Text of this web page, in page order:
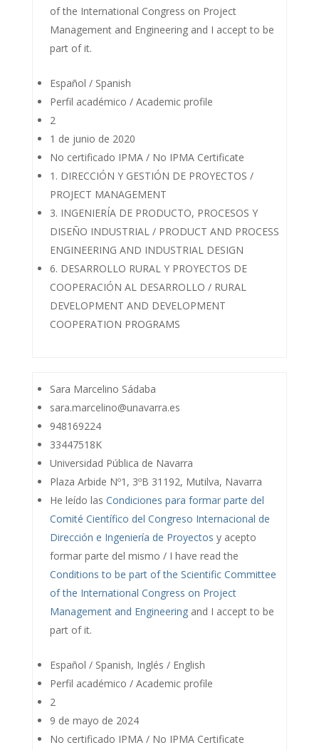
of the International Congress on Project
Management and Engineering and I accept to be
part of it.
Español / Spanish
Perfil académico / Academic profile
2
1 de junio de 2020
No certificado IPMA / No IPMA Certificate
1. DIRECCIÓN Y GESTIÓN DE PROYECTOS /
PROJECT MANAGEMENT
3. INGENIERÍA DE PRODUCTO, PROCESOS Y
DISEÑO INDUSTRIAL / PRODUCT AND PROCESS
ENGINEERING AND INDUSTRIAL DESIGN
6. DESARROLLO RURAL Y PROYECTOS DE
COOPERACIÓN AL DESARROLLO / RURAL
DEVELOPMENT AND DEVELOPMENT
COOPERATION PROGRAMS
Sara Marcelino Sádaba
sara.marcelino@unavarra.es
948169224
33447518K
Universidad Pública de Navarra
Plaza Arbide Nº1, 3ºB 31192, Mutilva, Navarra
He leído las Condiciones para formar parte del
Comité Científico del Congreso Internacional de
Dirección e Ingeniería de Proyectos y acepto
formar parte del mismo / I have read the
Conditions to be part of the Scientific Committee
of the International Congress on Project
Management and Engineeringand I accept to be
part of it.
Español / Spanish, Inglés / English
Perfil académico / Academic profile
2
9 de mayo de 2024
No certificado IPMA / No IPMA Certificate